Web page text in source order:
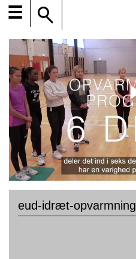
☰
eud-idræt-opvarmning